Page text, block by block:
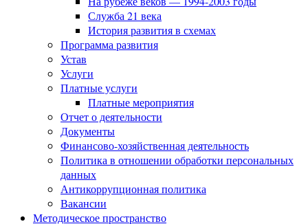
Служба 21 века
История развития в схемах
Программа развития
Устав
Услуги
Платные услуги
Платные мероприятия
Отчет о деятельности
Документы
Финансово-хозяйственная деятельность
Политика в отношении обработки персональных
данных
Антикоррупционная политика
Вакансии
Методическое пространство